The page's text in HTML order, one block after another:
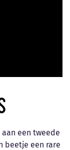
een tweede
beetje een rare